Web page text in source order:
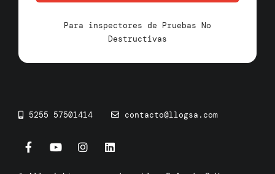
Para inspectores de Pruebas No
Destructivas
5255 57501414 contacto@llogsa.com